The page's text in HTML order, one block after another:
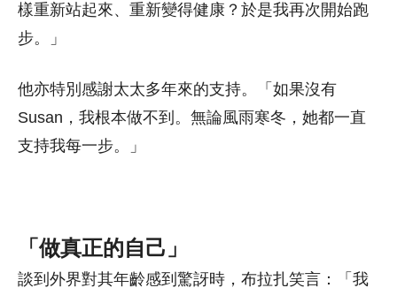
樣重新站起來、重新變得健康？於是我再次開始跑
步。」
他亦特別感謝太太多年來的支持。「如果沒有
Susan，我根本做不到。無論風雨寒冬，她都一直
支持我每一步。」
「做真正的自己」
談到外界對其年齡感到驚訝時，布拉扎笑言：「我